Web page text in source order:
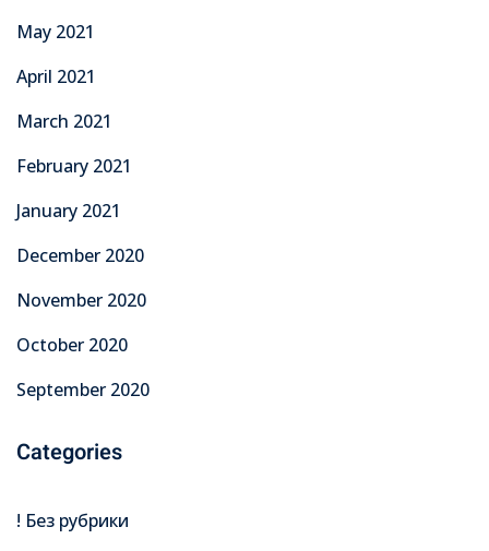
May 2021
April 2021
March 2021
February 2021
January 2021
December 2020
November 2020
October 2020
September 2020
Categories
! Без рубрики